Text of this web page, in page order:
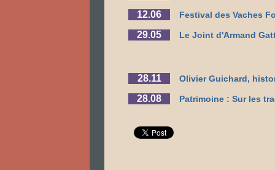
12.06 Festival des Vaches
29.05 Le Joint d'Armand
28.11 Olivier Guichard,
28.08 Patrimoine : Sur les